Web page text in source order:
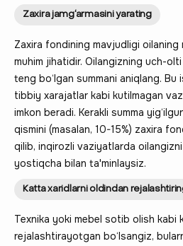
Zaxira jamg‘armasini yarating
Zaxira fondining mavjudligi
muhim jihatidir. Oilangizning uch-
teng bo‘lgan summani aniqlang.
tibbiy xarajatlar kabi kutilmagan
imkon beradi. Kerakli summa
qismini (masalan, 10-15%) zaxira
qilib, inqirozli vaziyatlarda
yostiqcha bilan ta'minlaysiz.
Katta xaridlarni oldindan
Texnika yoki mebel sotib olish kabi
rejalashtirayotgan bo‘lsangiz,